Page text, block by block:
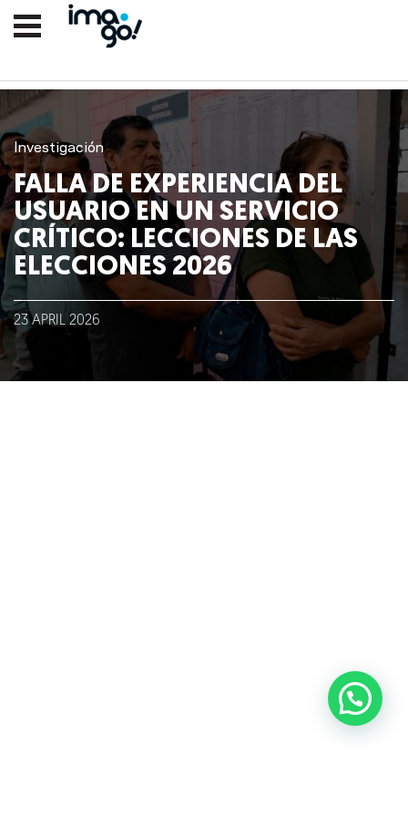
Nosotros
Lo que hacemos
Investigación
FALLA DE EXPERIENCIA DEL
USUARIO EN UN SERVICIO
CRÍTICO: LECCIONES DE LAS
ELECCIONES 2026
23 APRIL 2026